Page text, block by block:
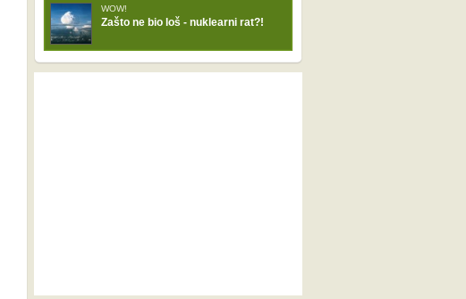
WOW!
Zašto ne bio loš - nuklearni rat?!